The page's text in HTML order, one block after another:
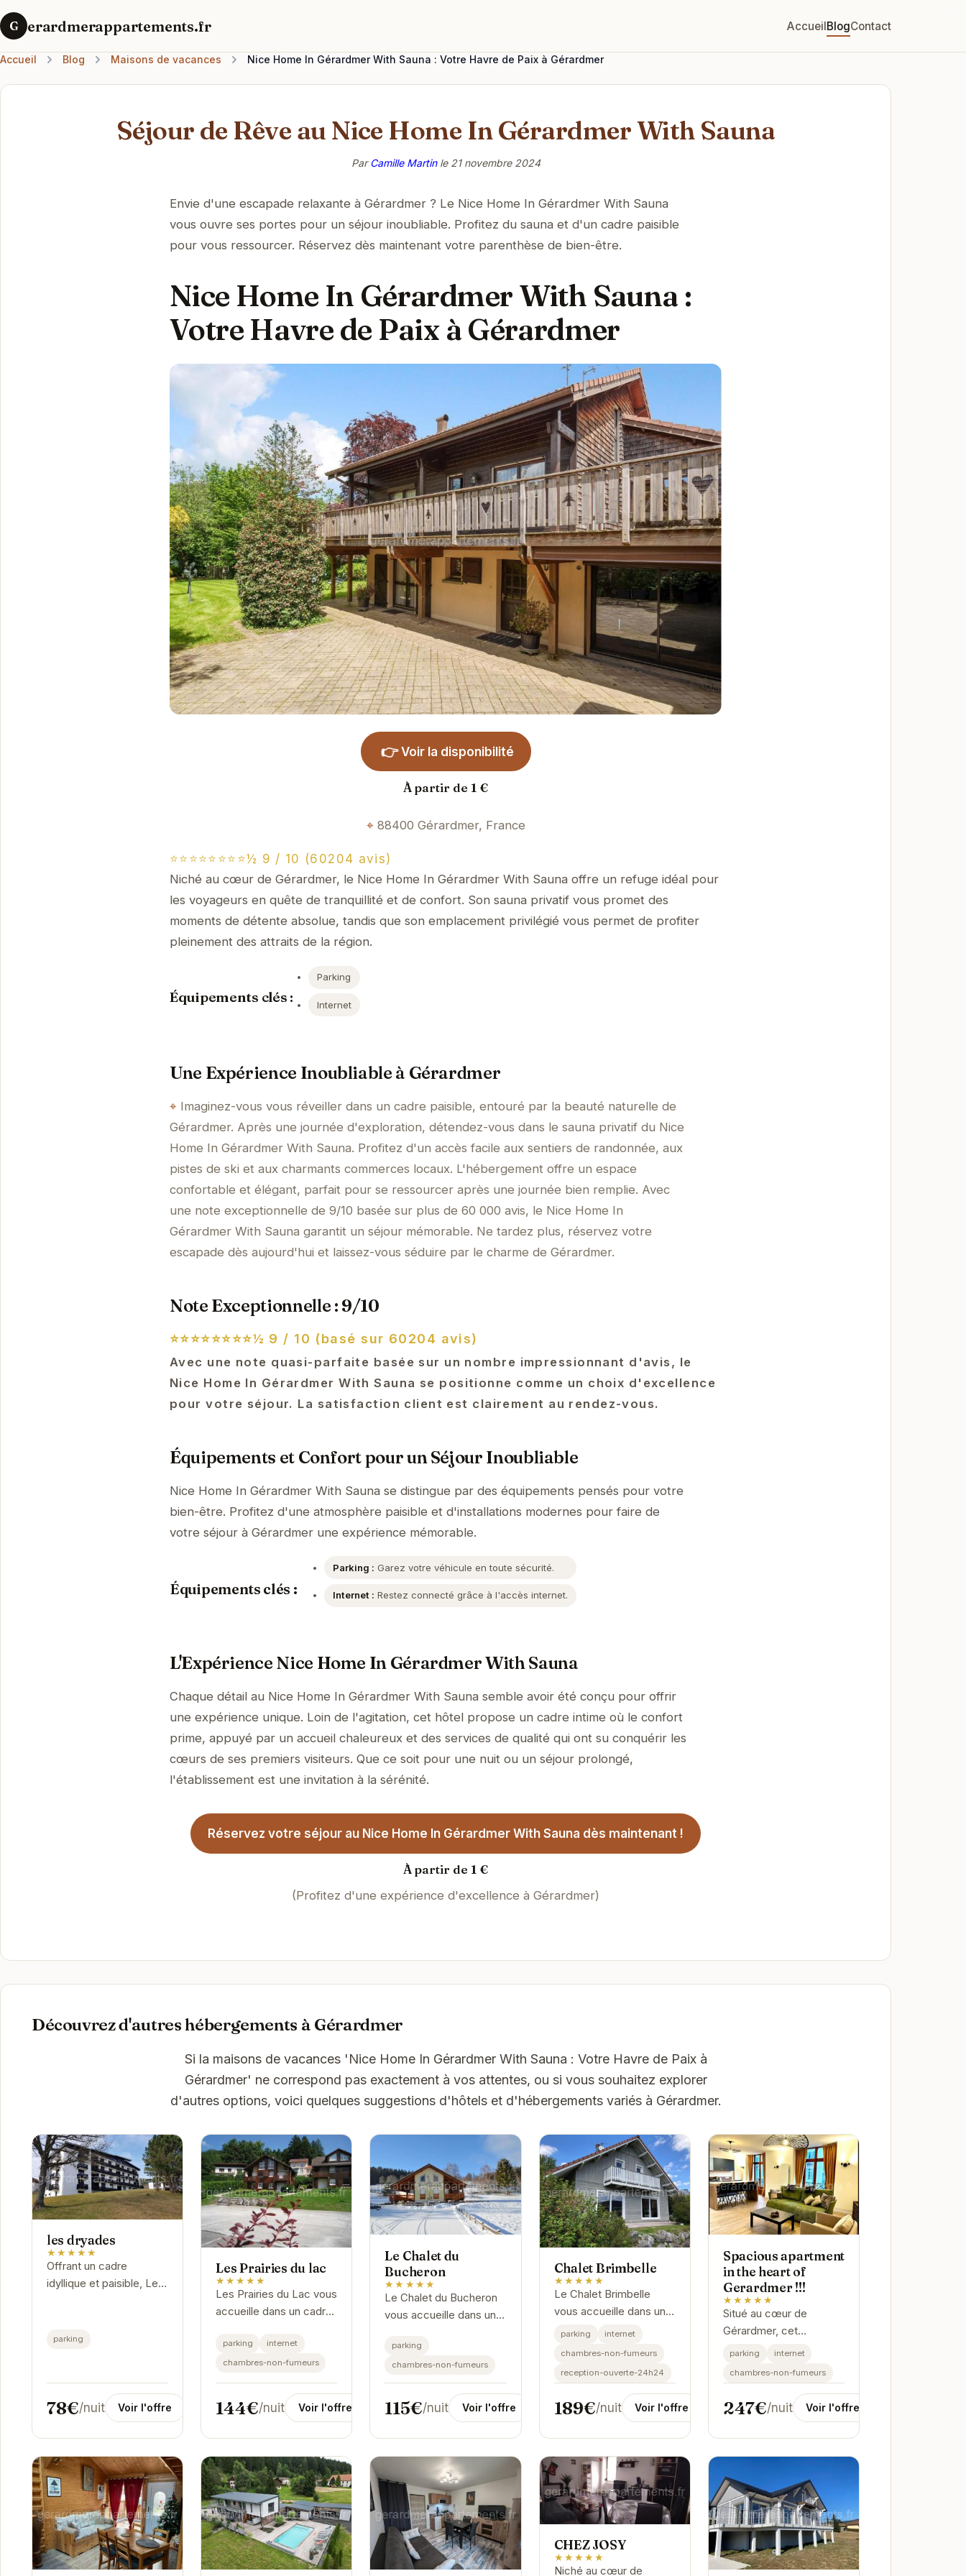
G erardmerappartements.fr AccueilBlogContact
Accueil Blog Maisons de vacances Nice Home In Gérardmer With Sauna : Votre Havre de Paix à Gérardmer
Séjour de Rêve au Nice Home In Gérardmer With Sauna
ParCamille Martinle 21 novembre 2024
Envie d'une escapade relaxante à Gérardmer ? Le Nice Home In Gérardmer With Sauna
vous ouvre ses portes pour un séjour inoubliable. Profitez du sauna et d'un cadre paisible
pour vous ressourcer. Réservez dès maintenant votre parenthèse de bien-être.
Nice Home In Gérardmer With Sauna :
Votre Havre de Paix à Gérardmer
👉 Voir la disponibilité
À partir de 1 €
88400 Gérardmer, France
⭐⭐⭐⭐⭐⭐⭐⭐½ 9 / 10 (60204 avis)
Niché au cœur de Gérardmer, le Nice Home In Gérardmer With Sauna offre un refuge idéal pour
les voyageurs en quête de tranquillité et de confort. Son sauna privatif vous promet des
moments de détente absolue, tandis que son emplacement privilégié vous permet de profiter
pleinement des attraits de la région.
Équipements clés :
Parking
Internet
Une Expérience Inoubliable à Gérardmer
Imaginez-vous vous réveiller dans un cadre paisible, entouré par la beauté naturelle de
Gérardmer. Après une journée d'exploration, détendez-vous dans le sauna privatif du Nice
Home In Gérardmer With Sauna. Profitez d'un accès facile aux sentiers de randonnée, aux
pistes de ski et aux charmants commerces locaux. L'hébergement offre un espace
confortable et élégant, parfait pour se ressourcer après une journée bien remplie. Avec
une note exceptionnelle de 9/10 basée sur plus de 60 000 avis, le Nice Home In
Gérardmer With Sauna garantit un séjour mémorable. Ne tardez plus, réservez votre
escapade dès aujourd'hui et laissez-vous séduire par le charme de Gérardmer.
Note Exceptionnelle : 9/10
⭐⭐⭐⭐⭐⭐⭐⭐½ 9 / 10 (basé sur 60204 avis)
Avec une note quasi-parfaite basée sur un nombre impressionnant d'avis, le
Nice Home In Gérardmer With Sauna se positionne comme un choix d'excellence
pour votre séjour. La satisfaction client est clairement au rendez-vous.
Équipements et Confort pour un Séjour Inoubliable
Nice Home In Gérardmer With Sauna se distingue par des équipements pensés pour votre
bien-être. Profitez d'une atmosphère paisible et d'installations modernes pour faire de
votre séjour à Gérardmer une expérience mémorable.
Équipements clés :
Parking : Garez votre véhicule en toute sécurité.
Internet : Restez connecté grâce à l'accès internet.
L'Expérience Nice Home In Gérardmer With Sauna
Chaque détail au Nice Home In Gérardmer With Sauna semble avoir été conçu pour offrir
une expérience unique. Loin de l'agitation, cet hôtel propose un cadre intime où le confort
prime, appuyé par un accueil chaleureux et des services de qualité qui ont su conquérir les
cœurs de ses premiers visiteurs. Que ce soit pour une nuit ou un séjour prolongé,
l'établissement est une invitation à la sérénité.
Réservez votre séjour au Nice Home In Gérardmer With Sauna dès maintenant !
À partir de 1 €
(Profitez d'une expérience d'excellence à Gérardmer)
Découvrez d'autres hébergements à Gérardmer
Si la maisons de vacances 'Nice Home In Gérardmer With Sauna : Votre Havre de Paix à
Gérardmer' ne correspond pas exactement à vos attentes, ou si vous souhaitez explorer
d'autres options, voici quelques suggestions d'hôtels et d'hébergements variés à Gérardmer.
les dryades
★★★★★
Offrant un cadre
idyllique et paisible, Les
ressourcer. Les
le...
parking
78€/nuit Voir l'offre
Les Prairies du lac
★★★★★
Les Prairies du Lac vous
accueille dans un cadre
Profitez du calme et de
la sérénité de cet
établissement,
parking
internet
chambres-non-fumeurs
144€/nuit Voir l'offre
Le Chalet du
Bucheron
★★★★★
Le Chalet du Bucheron
vous accueille dans un
authentique. Profitez du
confort moderne et des
équipements pratiques
pour un...
parking
chambres-non-fumeurs
115€/nuit Voir l'offre
Chalet Brimbelle
★★★★★
Le Chalet Brimbelle
vous accueille dans un
cadre chaleureux et
des montagnes
parking
internet
chambres-non-fumeurs
reception-ouverte-24h24
189€/nuit Voir l'offre
Spacious apartment
in the heart of
Gerardmer !!!
★★★★★
Situé au cœur de
Gérardmer, cet
appartement spacieux
confortable et bien
équipé. Proche de
toutes les commodités,
parking
internet
chambres-non-fumeurs
247€/nuit Voir l'offre
CHEZ JOSY
★★★★★
Niché au cœur de